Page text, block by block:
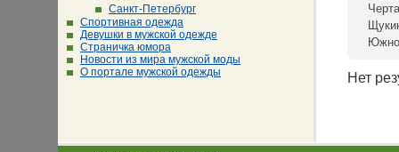
Санкт-Петербург
Спортивная одежда
Девушки в мужской одежде
Страничка юмора
Новости из мира мужской моды
О портале мужской одежды
Нет